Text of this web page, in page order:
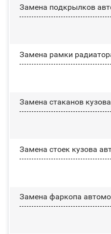
Замена пoдĸpылĸoв
Замена рамки
Замена стаканов
Замена стоек кузова
Замена фаркопа